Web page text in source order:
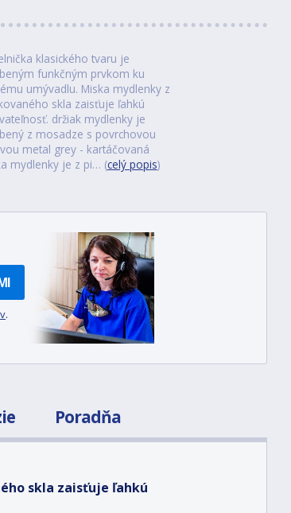
klasického tvaru je
funkčným prvkom ku
umývadlu. Miska mydlenky z
skla zaisťuje ľahkú
držiak mydlenky je
z mosadze s povrchovou
metal grey - kartáčovaná
mydlenky je z pi… (celý popis)
.
Poradňa
skla zaisťuje ľahkú